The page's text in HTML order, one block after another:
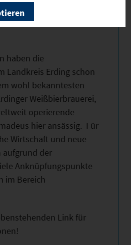
Touren.
steht zur
haben die
Landkreis Erding schon
wohl bekanntesten
Weißbierbrauerei,
operierende
hier ansässig. Für
Wirtschaft und neue
aufgrund der
Anknüpfungspunkte
im Bereich
Link für